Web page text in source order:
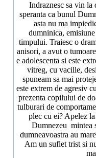
Indraznesc sa vin la
speranta ca bunul
asta nu ma
dumninica,
timpului. Traiesc o
anisori, a avut o
e adolescenta si este
vitreg, cu vacille,
spuneam sa mai
este extrem de agresiv
prezenta copilului de
tulburari de
plec cu ei? Apelez
Dumnezeu mintea
dumneavoastra au
Am un suflet trist si